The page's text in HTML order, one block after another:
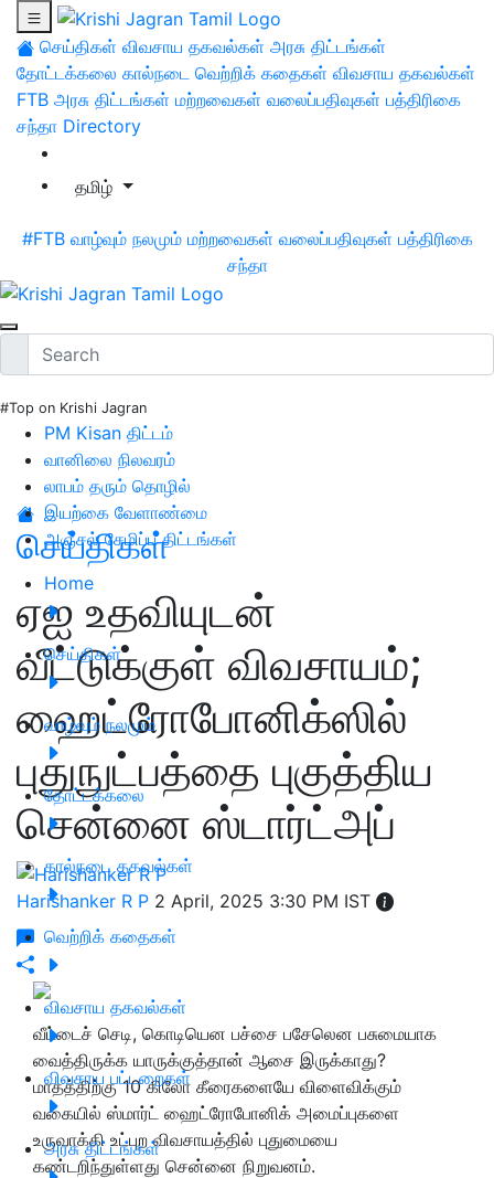
செய்திகள் விவசாய தகவல்கள் அரசு திட்டங்கள்
தோட்டக்கலை கால்நடை வெற்றிக் கதைகள் விவசாய தகவல்கள்
FTB அரசு திட்டங்கள் மற்றவைகள் வலைப்பதிவுகள் பத்திரிகை
சந்தா Directory
தமிழ்
#FTB வாழ்வும் நலமும் மற்றவைகள் வலைப்பதிவுகள் பத்திரிகை
சந்தா
#Top on Krishi Jagran
PM Kisan திட்டம்
வானிலை நிலவரம்
லாபம் தரும் தொழில்
இயற்கை வேளாண்மை
அஞ்சல் சேமிப்பு திட்டங்கள்
Home
செய்திகள்
வாழ்வும் நலமும்
தோட்டக்கலை
கால்நடை தகவல்கள்
வெற்றிக் கதைகள்
விவசாய தகவல்கள்
விவசாய பட்டறைகள்
அரசு திட்டங்கள்
செய்திகள்
ஏஐ உதவியுடன்
வீட்டுக்குள் விவசாயம்;
ஹைட்ரோபோனிக்ஸில்
புதுநுட்பத்தை புகுத்திய
சென்னை ஸ்டார்ட்அப்
Harishanker R P 2 April, 2025 3:30 PM IST
வீட்டைச் செடி, கொடியென பச்சை பசேலென பசுமையாக
வைத்திருக்க யாருக்குத்தான் ஆசை இருக்காது?
மாதத்திற்கு 10 கிலோ கீரைகளையே விளைவிக்கும்
வகையில் ஸ்மார்ட் ஹைட்ரோபோனிக் அமைப்புகளை
உருவாக்கி உட்புற விவசாயத்தில் புதுமையை
கண்டறிந்துள்ளது சென்னை நிறுவனம்.